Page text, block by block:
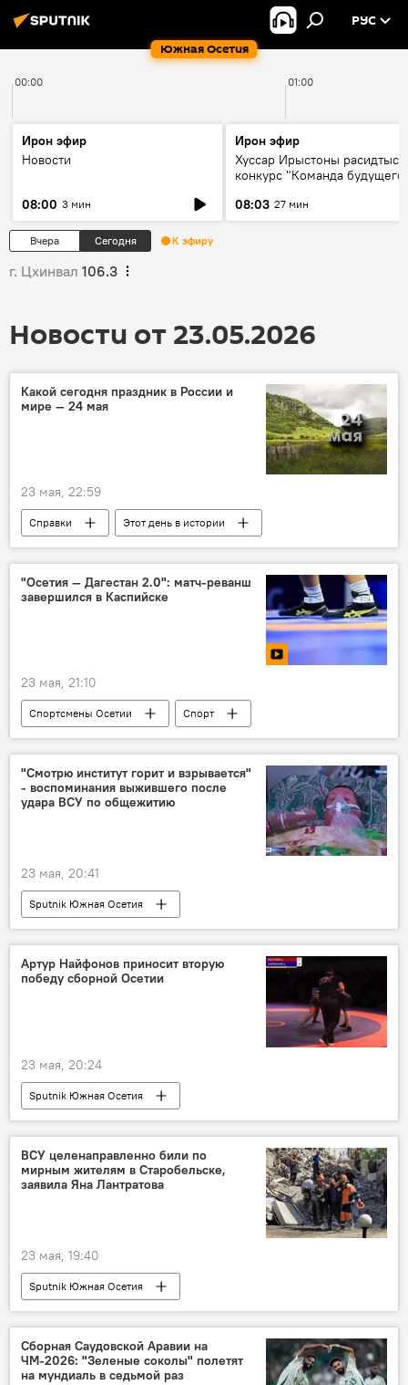
Южная Осетия
РУС
00:00 01:00
Ирон эфир
Новости
08:00 3 мин
Ирон эфир
Хуссар Ирыстоны
конкурс "Команда
08:03 27 мин
Вчера Сегодня К эфиру
г. Цхинвал 106.3
Новости от 23.05.2026
Какой сегодня праздник в России и
мире — 24 мая
23 мая, 22:59
Справки
Этот день в истории
Какой сегодня праздник
религиозные праздники
православные праздники
История
"Осетия — Дагестан 2.0": матч-реванш
завершился в Каспийске
23 мая, 21:10
Спортсмены Осетии
Спорт
Вольная борьба
Дагестан
Северная Осетия
Новости
Южная Осетия
"Смотрю институт горит и взрывается"
- воспоминания выжившего после
удара ВСУ по общежитию
23 мая, 20:41
Sputnik Южная Осетия
Артур Найфонов приносит вторую
победу сборной Осетии
23 мая, 20:24
Sputnik Южная Осетия
ВСУ целенаправленно били по
мирным жителям в Старобельске,
заявила Яна Лантратова
23 мая, 19:40
Sputnik Южная Осетия
Сборная Саудовской Аравии на
ЧМ-2026: "Зеленые соколы" полетят
на мундиаль в седьмой раз